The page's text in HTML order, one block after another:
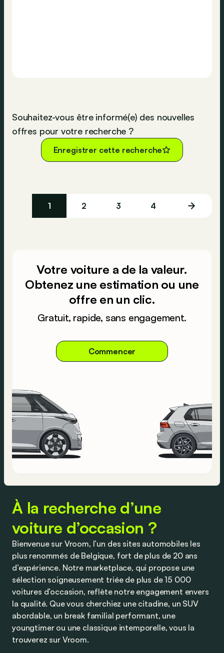
Souhaitez-vous être informé(e) des nouvelles
offres pour votre recherche ?
Enregistrer cette recherche
1 2 3 4
Votre voiture a de la valeur.
Obtenez une estimation ou une
offre en un clic.
Gratuit, rapide, sans engagement.
Commencer
À la recherche d’une
voiture d’occasion ?
Bienvenue sur Vroom, l’un des sites automobiles les
plus renommés de Belgique, fort de plus de 20 ans
d’expérience. Notre marketplace, qui propose une
sélection soigneusement triée de plus de 15 000
voitures d’occasion, reflète notre engagement envers
la qualité. Que vous cherchiez une citadine, un SUV
abordable, un break familial performant, une
youngtimer ou une classique intemporelle, vous la
trouverez sur Vroom.